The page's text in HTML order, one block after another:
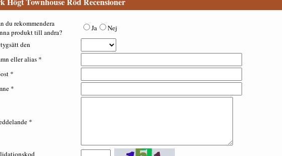
du rekommendera
produkt till andra?
Ja
Nej
den
eller alias *
*
*
*